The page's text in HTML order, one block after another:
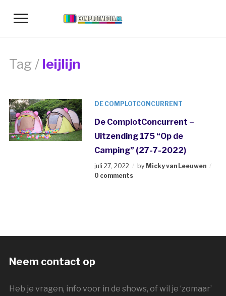
Toggle
navigation
Tag / leijlijn
DE COMPLOTCONCURRENT
De ComplotConcurrent –
Uitzending 175 “Op de
Camping” (27-7-2022)
juli 27, 2022 by Micky van Leeuwen
0 comments
Neem contact op
Heb je vragen, info voor in de shows, of wil je ‘zomaar’